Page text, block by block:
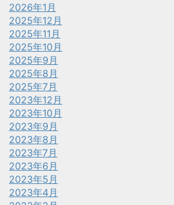
2026年1月
2025年12月
2025年11月
2025年10月
2025年9月
2025年8月
2025年7月
2023年12月
2023年10月
2023年9月
2023年8月
2023年7月
2023年6月
2023年5月
2023年4月